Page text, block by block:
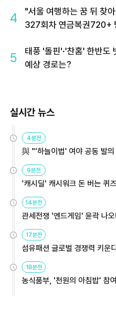
4
"서울 여행하는 꿈 뒤 찾
327회차 연금복권720+
5
태풍 '돌핀'·'찬홈' 한반도
예상 경로는?
실시간 뉴스
4분전
與 "'하늘이법' 여야 공동 발
9분전
'캐시딜' 캐시워크 돈 버는 퀴
14분전
관세전쟁 '엔드게임' 윤곽 나
용해야
17분전
섬유패션 글로벌 경쟁력 키
원
18분전
농식품부, '천원의 아침밥' 참